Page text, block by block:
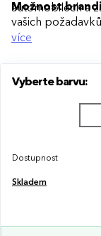
automobilech a
Možnost
vašich
technologii
více
Vyberte barvu:
Dostupnost
Skladem